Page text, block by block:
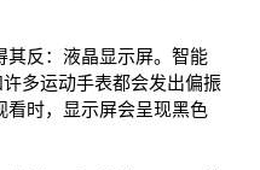
其反：液晶显示屏。智能
多运动手表都会发出偏振
看时，显示屏会呈现黑色